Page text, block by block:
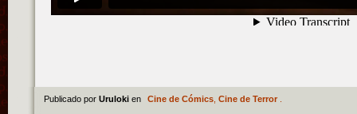
Publicado por Uruloki en Cine de Cómics, Cine de Terror.